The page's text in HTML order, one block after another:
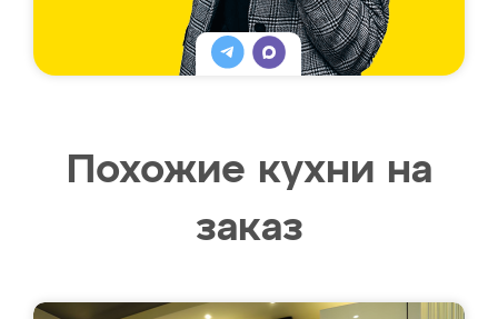
Похожие кухни на
заказ